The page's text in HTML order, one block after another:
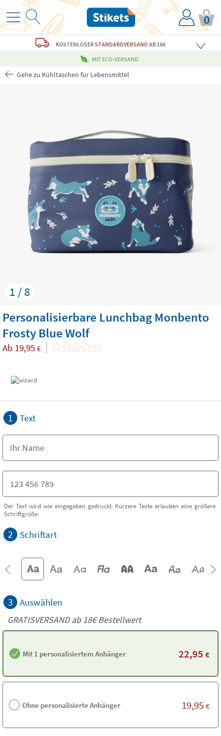
0
KOSTENLOSERSTANDARDVERSAND AB 18€
MIT ECO-VERSAND
Gehe zu Kühltaschen für Lebensmittel
1 / 8
Personalisierbare Lunchbag Monbento
Frosty Blue Wolf
Ab 19,95 €
1 Text
Der Text wird wie eingegeben gedruckt. Kürzere Texte erlauben eine größere
Schriftgröße.
2 Schriftart
3 Auswählen
GRATISVERSAND ab18€Bestellwert
Mit 1 personalisiertem Anhänger 22,95 €
Ohne personalisierte Anhänger 19,95 €